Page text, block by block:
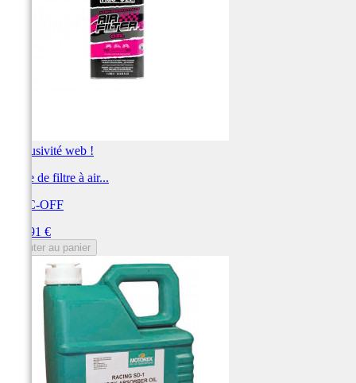
Exclusivité web !
Huile de filtre à air...
MUC-OFF
131,91 €
Ajouter au panier